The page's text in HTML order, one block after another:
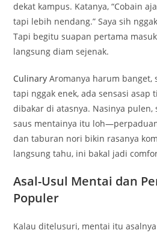
dekat kampus. Katanya, “Cobain
tapi lebih nendang.” Saya sih
Tapi begitu suapan pertama
langsung diam sejenak.
Culinary Aromanya harum banget,
tapi nggak enek, ada sensasi asap
dibakar di atasnya. Nasinya pulen,
saus mentainya itu
dan taburan nori bikin rasanya
langsung tahu, ini bakal jadi
Asal-Usul Mentai dan
Populer
Kalau ditelusuri, mentai itu